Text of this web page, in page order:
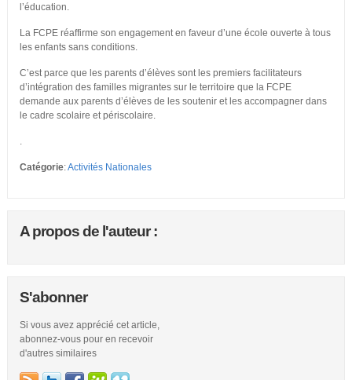
l’éducation.
La FCPE réaffirme son engagement en faveur d’une école ouverte à tous
les enfants sans conditions.
C’est parce que les parents d’élèves sont les premiers facilitateurs
d’intégration des familles migrantes sur le territoire que la FCPE
demande aux parents d’élèves de les soutenir et les accompagner dans
le cadre scolaire et périscolaire.
.
Catégorie:Activités Nationales
A propos de l'auteur :
S'abonner
Si vous avez apprécié cet article,
abonnez-vous pour en recevoir
d'autres similaires